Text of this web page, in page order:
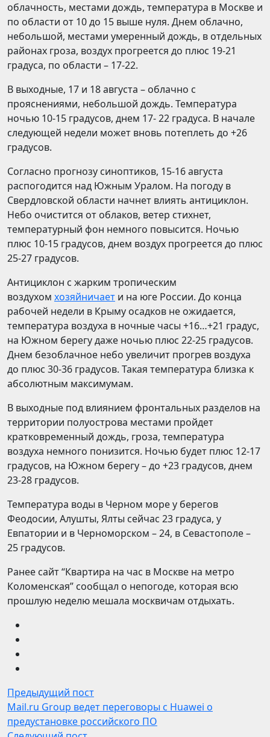
облачность, местами дождь, температура в Москве и
по области от 10 до 15 выше нуля. Днем облачно,
небольшой, местами умеренный дождь, в отдельных
районах гроза, воздух прогреется до плюс 19-21
градуса, по области – 17-22.
В выходные, 17 и 18 августа – облачно с
прояснениями, небольшой дождь. Температура
ночью 10-15 градусов, днем 17- 22 градуса. В начале
следующей недели может вновь потеплеть до +26
градусов.
Согласно прогнозу синоптиков, 15-16 августа
распогодится над Южным Уралом. На погоду в
Свердловской области начнет влиять антициклон.
Небо очистится от облаков, ветер стихнет,
температурный фон немного повысится. Ночью
плюс 10-15 градусов, днем воздух прогреется до плюс
25-27 градусов.
Антициклон с жарким тропическим
воздухом хозяйничает и на юге России. До конца
рабочей недели в Крыму осадков не ожидается,
температура воздуха в ночные часы +16…+21 градус,
на Южном берегу даже ночью плюс 22-25 градусов.
Днем безоблачное небо увеличит прогрев воздуха
до плюс 30-36 градусов. Такая температура близка к
абсолютным максимумам.
В выходные под влиянием фронтальных разделов на
территории полуострова местами пройдет
кратковременный дождь, гроза, температура
воздуха немного понизится. Ночью будет плюс 12-17
градусов, на Южном берегу – до +23 градусов, днем
23-28 градусов.
Температура воды в Черном море у берегов
Феодосии, Алушты, Ялты сейчас 23 градуса, у
Евпатории и в Черноморском – 24, в Севастополе –
25 градусов.
Ранее сайт “Квартира на час в Москве на метро
Коломенская” сообщал о непогоде, которая всю
прошлую неделю мешала москвичам отдыхать.
Предыдущий пост
Mail.ru Group ведет переговоры с Huawei о
предустановке российского ПО